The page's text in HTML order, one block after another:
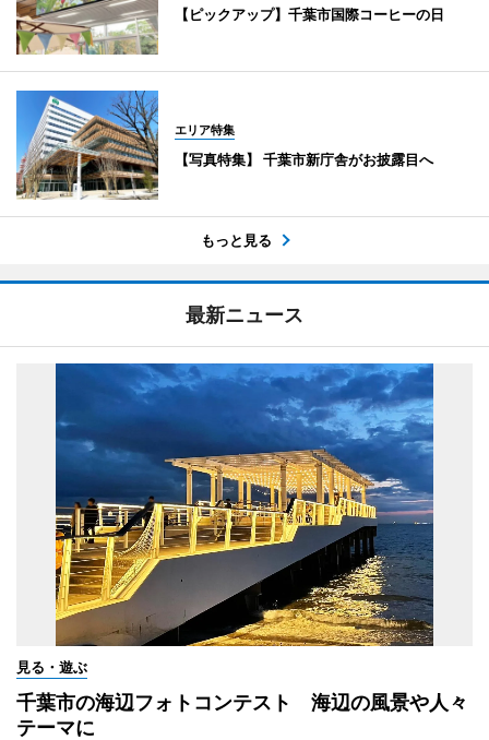
【ピックアップ】千葉市国際コーヒーの日
エリア特集
【写真特集】 千葉市新庁舎がお披露目へ
もっと見る
最新ニュース
見る・遊ぶ
千葉市の海辺フォトコンテスト 海辺の風景や人々
テーマに